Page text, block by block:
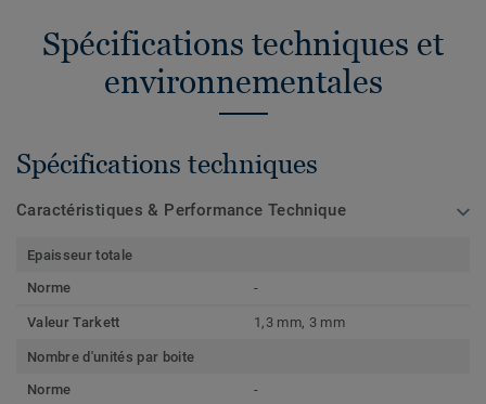
Spécifications techniques et
environnementales
Spécifications techniques
Caractéristiques & Performance Technique
Epaisseur totale
Norme
-
Valeur Tarkett 1,3 mm, 3 mm
Nombre d'unités par boite
Norme
-